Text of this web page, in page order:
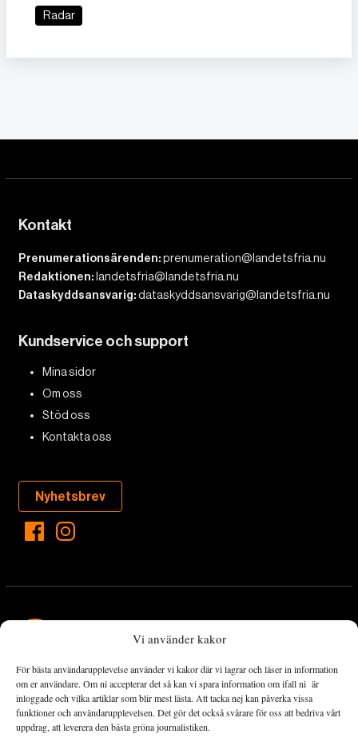
Vi använder kakor
För bästa användarupplevelse använder vi kakor där vi lagrar och läser in information
om er användare. Om ni accepterar det så kan vi spara information om ifall ni är
inloggade och vilka artiklar som blir mest lästa. Att tacka nej kan påverka vissa
funktioner och användarupplevelsen. Det gör det också svårare för oss att bedriva vårt
uppdrag, att leverera den bästa gröna journalistiken.
Radar
Kontakt
Prenumerationsärenden:prenumeration@landetsfria.nu
Redaktionen: landetsfria@landetsfria.nu
Dataskyddsansvarig:dataskyddsansvarig@landetsfria.nu
Kundservice och support
Mina sidor
Om oss
Stöd oss
Kontakta oss
Nyhetsbrev
Landets Fria Tidning är en nyhetstidning med bred bevakning av
det viktigaste som händer lokalt och globalt och med fokus på
omställningsrörelsen. En omställning till ett hållbart samhälle går
både via starka och lika rättigheter för alla människor, minskade